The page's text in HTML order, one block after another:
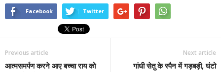
Facebook Twitter
Previous article
आत्मसमर्पण करने आए बच्चा राय को
Next article
गांधी सेतु के स्पैन में गड़बड़ी, घंटो